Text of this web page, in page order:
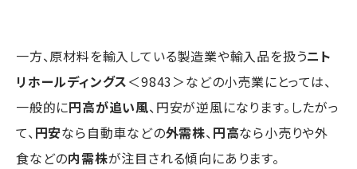
一方、原材料を輸入している製造業や輸入品を扱うニト
リホールディングス＜9843＞などの小売業にとっては、
一般的に円高が追い風、円安が逆風になります。したがっ
て、円安なら自動車などの外需株、円高なら小売りや外
食などの内需株が注目される傾向にあります。